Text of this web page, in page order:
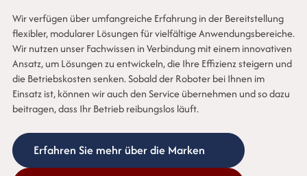
Wir verfügen über umfangreiche Erfahrung in der Bereitstellung
flexibler, modularer Lösungen für vielfältige Anwendungsbereiche.
Wir nutzen unser Fachwissen in Verbindung mit einem innovativen
Ansatz, um Lösungen zu entwickeln, die Ihre Effizienz steigern und
die Betriebskosten senken. Sobald der Roboter bei Ihnen im
Einsatz ist, können wir auch den Service übernehmen und so dazu
beitragen, dass Ihr Betrieb reibungslos läuft.
Erfahren Sie mehr über die Marken